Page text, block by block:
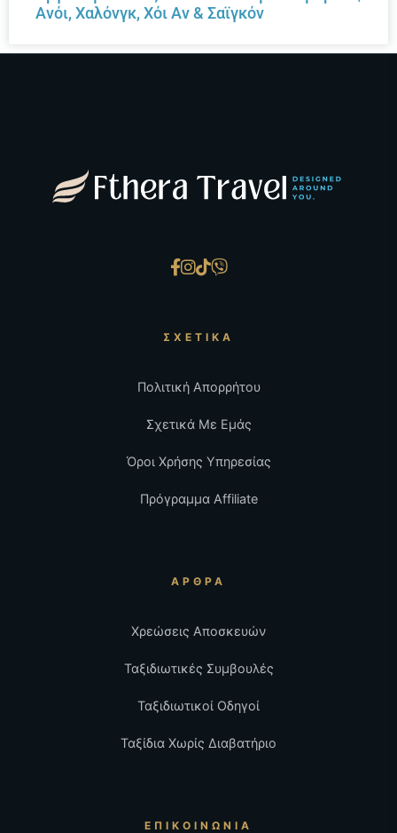
Ανόι, Χαλόνγκ, Χόι Αν & Σαϊγκόν
ΣΧΕΤΙΚΆ
Πολιτική Απορρήτου
Σχετικά Με Εμάς
Όροι Χρήσης Υπηρεσίας
Πρόγραμμα Affiliate
ΆΡΘΡΑ
Χρεώσεις Αποσκευών
Ταξιδιωτικές Συμβουλές
Ταξιδιωτικοί Οδηγοί
Ταξίδια Χωρίς Διαβατήριο
ΕΠΙΚΟΙΝΩΝΊΑ